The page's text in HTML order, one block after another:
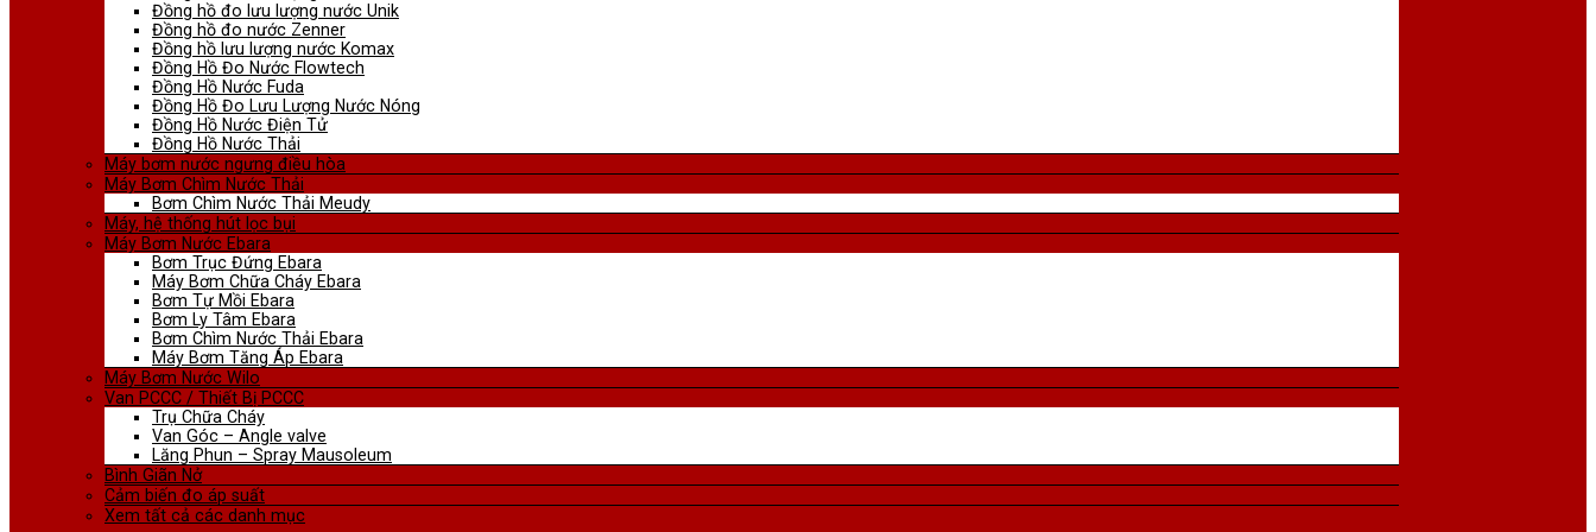
Đồng hồ đo lưu lượng nước Unik
Đồng hồ đo nước Zenner
Đồng hồ lưu lượng nước Komax
Đồng Hồ Đo Nước Flowtech
Đồng Hồ Nước Fuda
Đồng Hồ Đo Lưu Lượng Nước Nóng
Đồng Hồ Nước Điện Tử
Đồng Hồ Nước Thải
Máy bơm nước ngưng điều hòa
Máy Bơm Chìm Nước Thải
Bơm Chìm Nước Thải Meudy
Máy, hệ thống hút lọc bụi
Máy Bơm Nước Ebara
Bơm Trục Đứng Ebara
Máy Bơm Chữa Cháy Ebara
Bơm Tự Mồi Ebara
Bơm Ly Tâm Ebara
Bơm Chìm Nước Thải Ebara
Máy Bơm Tăng Áp Ebara
Máy Bơm Nước Wilo
Van PCCC / Thiết Bị PCCC
Trụ Chữa Cháy
Van Góc – Angle valve
Lăng Phun – Spray Mausoleum
Bình Giãn Nở
Cảm biến đo áp suất
Xem tất cả các danh mục